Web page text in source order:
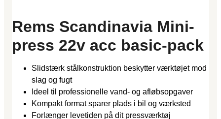
Rems Scandinavia Mini-
press 22v acc basic-pack
Slidstærk stålkonstruktion beskytter værktøjet mod
slag og fugt
Ideel til professionelle vand- og afløbsopgaver
Kompakt format sparer plads i bil og værksted
Forlænger levetiden på dit pressværktøj